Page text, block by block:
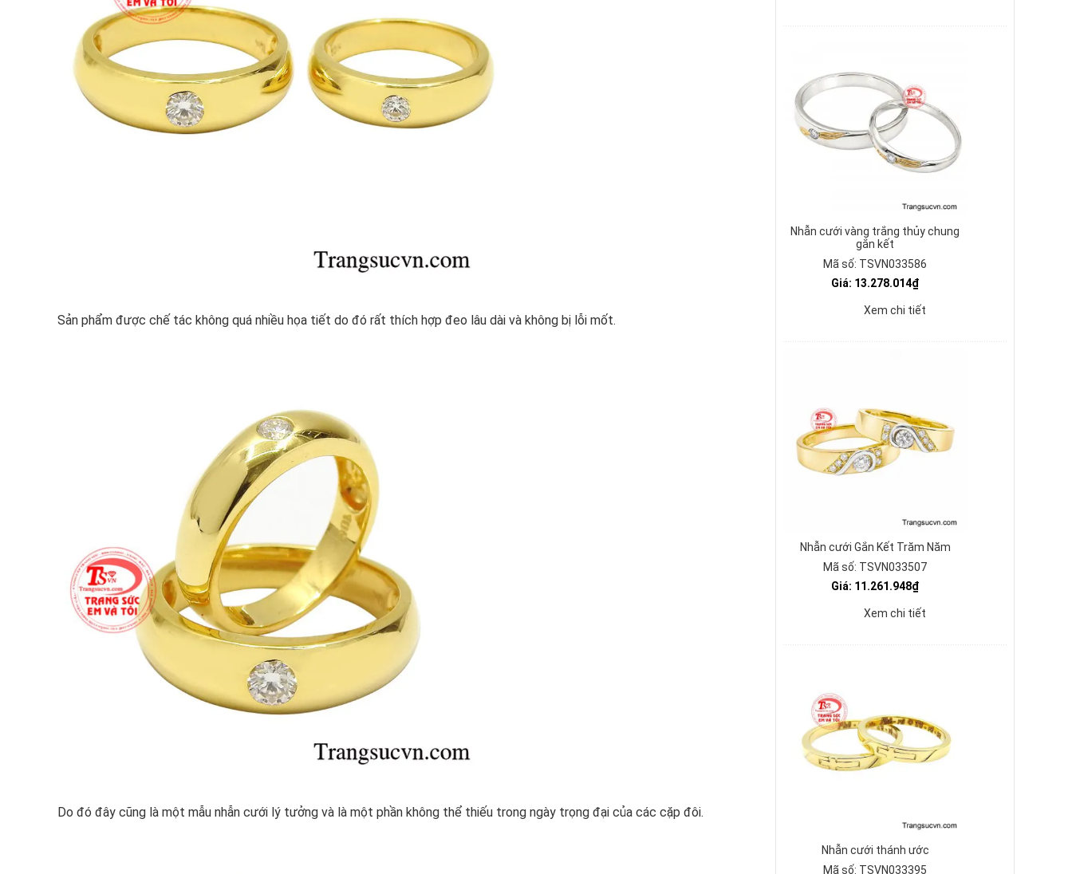
Sản phẩm được chế tác không quá nhiều họa tiết do đó rất thích hợp đeo lâu dài và không bị lỗi mốt.
Do đó đây cũng là một mẫu nhẫn cưới lý tưởng và là một phần không thể thiếu trong ngày trọng đại của các cặp đôi.
Nhẫn cưới vàng trắng thủy chung
gắn kết
Mã số: TSVN033586
Giá: 13.278.014₫
Xem chi tiết
Nhẫn cưới Gắn Kết Trăm Năm
Mã số: TSVN033507
Giá: 11.261.948₫
Xem chi tiết
Nhẫn cưới thánh ước
Mã số: TSVN033395